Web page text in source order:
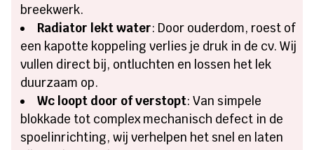
breekwerk.
Radiator lekt water: Door ouderdom, roest of
een kapotte koppeling verlies je druk in de cv. Wij
vullen direct bij, ontluchten en lossen het lek
duurzaam op.
Wc loopt door of verstopt: Van simpele
blokkade tot complex mechanisch defect in de
spoelinrichting, wij verhelpen het snel en laten